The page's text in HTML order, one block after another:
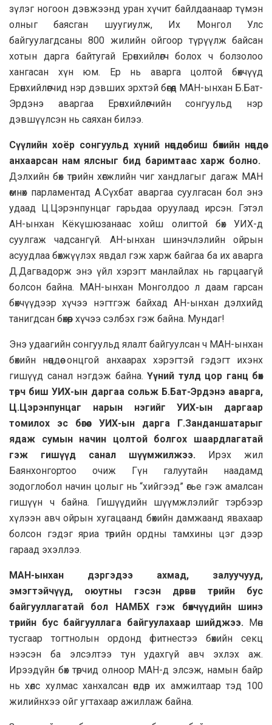
зүлэг ногоон дэвжээнд уран хүчит байлдаанаар түмэн
олныг баясган шуугиулж, Их Монгол Улс
байгуулагдсаны 800 жилийн ойгоор түрүүлж байсан
хотын дарга байтугай Ерөнхийлөгч болох ч болзолоо
хангасан хүн юм. Ер нь аварга цолтой бөхчүүд
Ерөнхийлөгчид нэр дэвших эрхтэй бөгөөд МАН-ынхан Б.Бат-
Эрдэнэ аваргаа Ерөнхийлөгчийн сонгуульд нэр
дэвшүүлсэн нь саяхан билээ.
Сүүлийн хоёр сонгуульд хүний нөөцдөө биш бөхийн нөөцдөө
анхаарсан нам ялсныг бид баримтаас харж болно.
Дэлхийн бөх төрийн хөгжлийн чиг хандлагыг дагаж МАН
өмнөх парламентад А.Сүхбат аваргаа суулгасан бол энэ
удаад Ц.Цэрэнпунцаг гарьдаа оруулаад ирсэн. Гэтэл
АН-ынхан Кёкүшюзанаас хойш олигтой бөх УИХ-д
суулгаж чадсангүй. АН-ынхан шинэчлэлийн ойрын
асуудлаа бөхжүүлэх явдал гэж харж байгаа ба их аварга
Д.Дагвадорж энэ үйл хэрэгт манлайлах нь гарцаагүй
болсон байна. МАН-ынхан Монголдоо л даам гарсан
бөхчүүдээр хүчээ нэгтгэж байхад АН-ынхан дэлхийд
танигдсан бөхөөр хүчээ сэлбэх гэж байна. Мундаг!
Энэ удаагийн сонгуульд ялалт байгуулсан ч МАН-ынхан
бөхийн нөөцдөө онцгой анхаарах хэрэгтэй гэдэгт ихэнх
гишүүд санал нэгдэж байна. Үүний тулд цор ганц бөх
төрч биш УИХ-ын даргаа сольж Б.Бат-Эрдэнэ аварга,
Ц.Цэрэнпунцаг нарын нэгийг УИХ-ын даргаар
томилох эс бөгөөс УИХ-ын дарга Г.Занданшатарыг
ядаж сумын начин цолтой болгох шаардлагатай
гэж гишүүд санал шүүмжилжээ.
Ирэх жил
Баянхонгортоо очиж Гүн галуутайн наадамд
зодоглобол начин цолыг нь “хийгээд” өгье гэж амалсан
гишүүн ч байна. Гишүүдийн шүүмжлэлийг тэрбээр
хүлээн авч ойрын хугацаанд бөхийн дамжаанд явахаар
болсон гэдэг яриа төрийн ордны тамхины цэг дээр
гараад эхэллээ.
МАН-ынхан дэргэдээ ахмад, залуучууд,
эмэгтэйчүүд, оюутны гэсэн дөрвөн төрийн бус
байгууллагатай бол НАМБХ гэж бөхчүүдийн шинэ
төрийн бус байгууллага байгуулахаар шийджээ. Мөн
тусгаар тогтнолын ордонд фитнестээ бөхийн секц
нээсэн ба элсэлтээ тун удахгүй авч эхлэх аж.
Ирээдүйн бөх төрчид олноор МАН-д элсэж, намын байр
нь хөлс хулмас ханхалсан өндөр их амжилтаар тэд 100
жилийнхээ ойг угтахаар ажиллаж байна.